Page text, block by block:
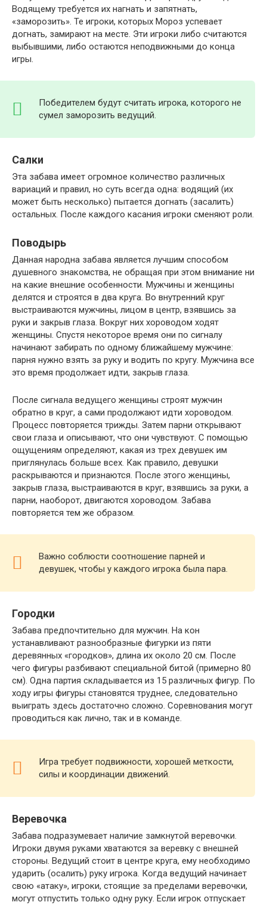
Водящему требуется их нагнать и запятнать,
«заморозить». Те игроки, которых Мороз успевает
догнать, замирают на месте. Эти игроки либо считаются
выбывшими, либо остаются неподвижными до конца
игры.
Победителем будут считать игрока, которого не
сумел заморозить ведущий.
Салки
Эта забава имеет огромное количество различных
вариаций и правил, но суть всегда одна: водящий (их
может быть несколько) пытается догнать (засалить)
остальных. После каждого касания игроки сменяют роли.
Поводырь
Данная народна забава является лучшим способом
душевного знакомства, не обращая при этом внимание ни
на какие внешние особенности. Мужчины и женщины
делятся и строятся в два круга. Во внутренний круг
выстраиваются мужчины, лицом в центр, взявшись за
руки и закрыв глаза. Вокруг них хороводом ходят
женщины. Спустя некоторое время они по сигналу
начинают забирать по одному ближайшему мужчине:
парня нужно взять за руку и водить по кругу. Мужчина все
это время продолжает идти, закрыв глаза.
После сигнала ведущего женщины строят мужчин
обратно в круг, а сами продолжают идти хороводом.
Процесс повторяется трижды. Затем парни открывают
свои глаза и описывают, что они чувствуют. С помощью
ощущениям определяют, какая из трех девушек им
приглянулась больше всех. Как правило, девушки
раскрываются и признаются. После этого женщины,
закрыв глаза, выстраиваются в круг, взявшись за руки, а
парни, наоборот, двигаются хороводом. Забава
повторяется тем же образом.
Важно соблюсти соотношение парней и
девушек, чтобы у каждого игрока была пара.
Городки
Забава предпочтительно для мужчин. На кон
устанавливают разнообразные фигурки из пяти
деревянных «городков», длина их около 20 см. После
чего фигуры разбивают специальной битой (примерно 80
см). Одна партия складывается из 15 различных фигур. По
ходу игры фигуры становятся труднее, следовательно
выиграть здесь достаточно сложно. Соревнования могут
проводиться как лично, так и в команде.
Игра требует подвижности, хорошей меткости,
силы и координации движений.
Веревочка
Забава подразумевает наличие замкнутой веревочки.
Игроки двумя руками хватаются за веревку с внешней
стороны. Ведущий стоит в центре круга, ему необходимо
ударить (осалить) руку игрока. Когда ведущий начинает
свою «атаку», игроки, стоящие за пределами веревочки,
могут отпустить только одну руку. Если игрок отпускает